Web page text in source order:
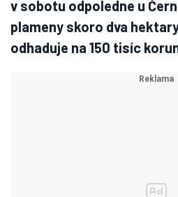
v sobotu odpoledne u
plameny skoro dva
odhaduje na 150 tisíc